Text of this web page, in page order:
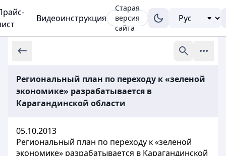
Видеоинструкция
Старая
версия
сайта
Региональный план по переходу к «зеленой
экономике» разрабатывается в
Карагандинской области
05.10.2013
Региональный план по переходу к «зеленой
экономике» разрабатывается в Карагандинской